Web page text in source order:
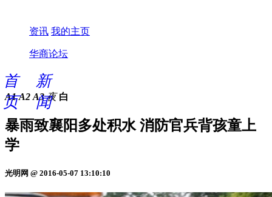
资讯 我的主页
华商论坛
首
页
新
闻
A1 A2 A3 夜 白
暴雨致襄阳多处积水 消防官兵背孩童上
学
光明网 @ 2016-05-07 13:10:10